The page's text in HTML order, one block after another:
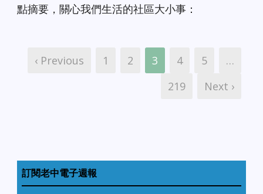
點摘要，關心我們生活的社區大小事：
‹ Previous 1 2 3 4 5
…
219
Next ›
訂閱老中電子週報